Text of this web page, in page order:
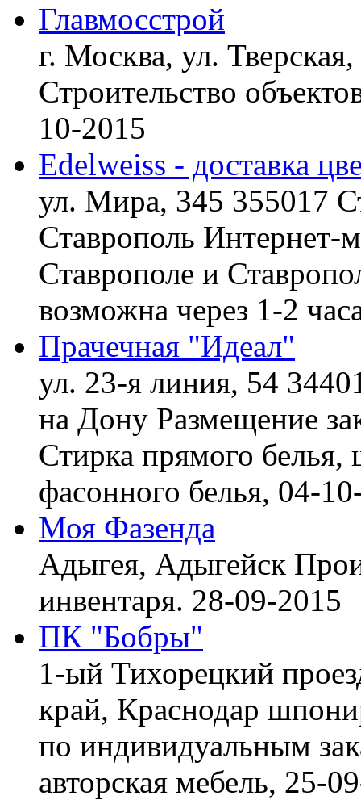
Главмосстрой
г. Москва, ул.
Строительство
10-2015
Edelweiss - доставка
ул. Мира, 345 355017
Ставрополь Интернет-
Ставрополе и
возможна через 1-2
Прачечная "Идеал"
ул. 23-я линия, 54
на Дону Размещение
Стирка прямого
фасонного белья, 04-
Моя Фазенда
Адыгея, Адыгейск
инвентаря. 28-09-2015
ПК "Бобры"
1-ый Тихорецкий
край, Краснодар
по индивидуальным
авторская мебель, 25-